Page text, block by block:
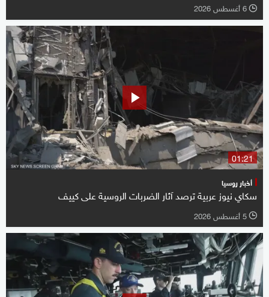
l 6 أغسطس 2026
01:21
أخبار روسيا
سكاي نيوز عربية ترصد آثار الضربات الروسية على كييف
l 5 أغسطس 2026